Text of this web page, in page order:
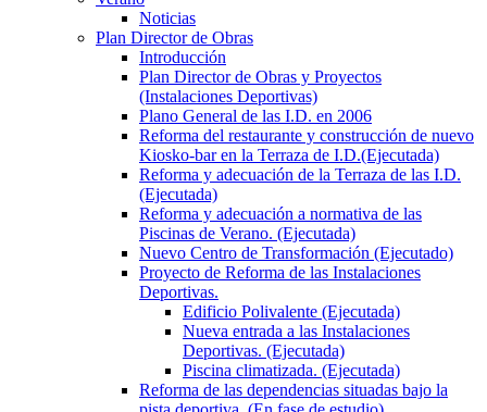
Noticias
Plan Director de Obras
Introducción
Plan Director de Obras y Proyectos
(Instalaciones Deportivas)
Plano General de las I.D. en 2006
Reforma del restaurante y construcción de nuevo
Kiosko-bar en la Terraza de I.D.(Ejecutada)
Reforma y adecuación de la Terraza de las I.D.
(Ejecutada)
Reforma y adecuación a normativa de las
Piscinas de Verano. (Ejecutada)
Nuevo Centro de Transformación (Ejecutado)
Proyecto de Reforma de las Instalaciones
Deportivas.
Edificio Polivalente (Ejecutada)
Nueva entrada a las Instalaciones
Deportivas. (Ejecutada)
Piscina climatizada. (Ejecutada)
Reforma de las dependencias situadas bajo la